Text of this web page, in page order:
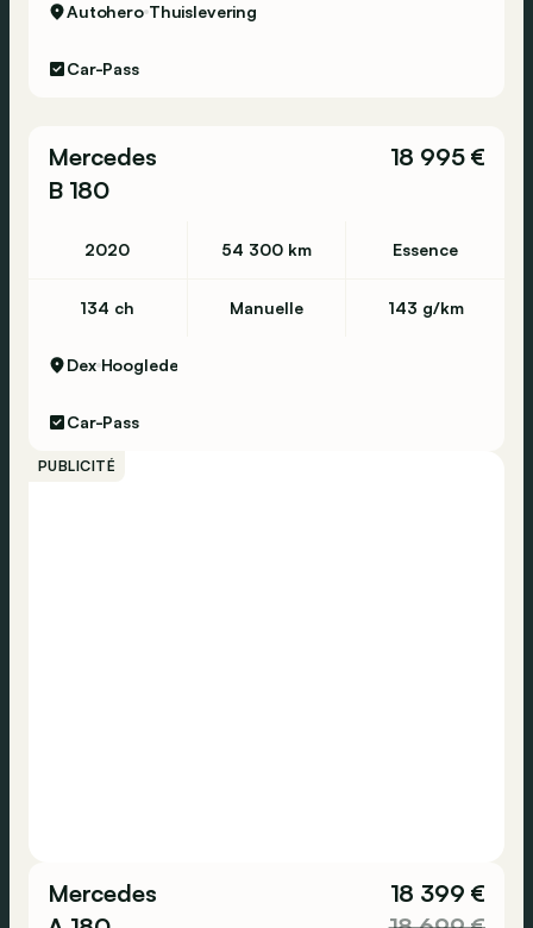
Autohero Thuislevering
Car-Pass
Mercedes
B 180
18 995 €
2020 54 300 km Essence
134 ch Manuelle 143 g/km
Dex Hooglede
Car-Pass
PUBLICITÉ
Mercedes
18 399 €